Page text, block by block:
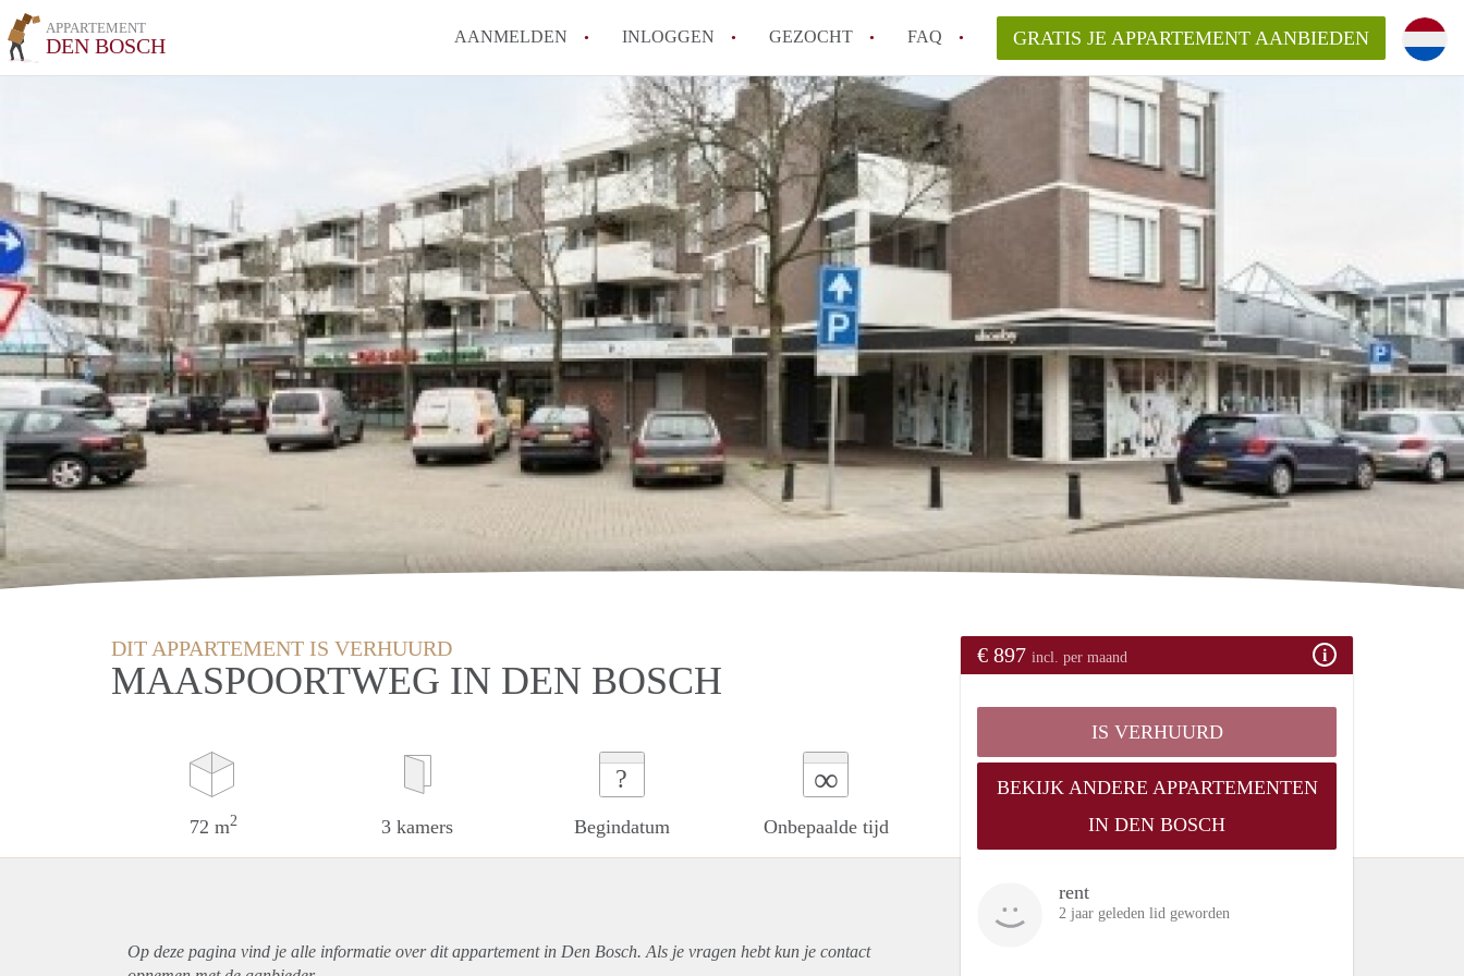
APPARTEMENT
DEN BOSCH AANMELDEN INLOGGEN GEZOCHT FAQ
How to translate AppartementDenBosch!
Wat is AppartementDenBosch?
Hoeveel kost het om te reageren op een Appartement in Den Bosch?
Wat is de privacyverklaring van AppartementDenBosch?
Berekent AppartementDenBosch
makelaarsvergoeding/bemiddelingsvergoeding?
Alle veelgestelde vragen
GRATIS JE APPARTEMENT AANBIEDEN
DIT APPARTEMENT IS VERHUURD
MAASPOORTWEG IN DEN BOSCH
72 m2 3 kamers
?
Begindatum
∞
Onbepaalde tijd
€ 897 incl. per maand
IS VERHUURD
BEKIJK ANDERE APPARTEMENTEN
IN DEN BOSCH
rent
2 jaar geleden lid geworden
Op deze pagina vind je alle informatie over ditappartementin Den Bosch. Als je vragen hebt kun je contact